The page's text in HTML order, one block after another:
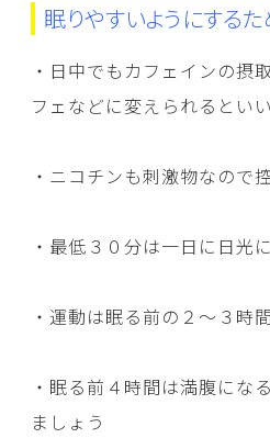
眠りやすいようにする
・日中でもカフェインの摂
フェなどに変えられるといい
・ニコチンも刺激物なので
・最低３０分は一日に日光
・運動は眠る前の２～３時
・眠る前４時間は満腹にな
ましょう